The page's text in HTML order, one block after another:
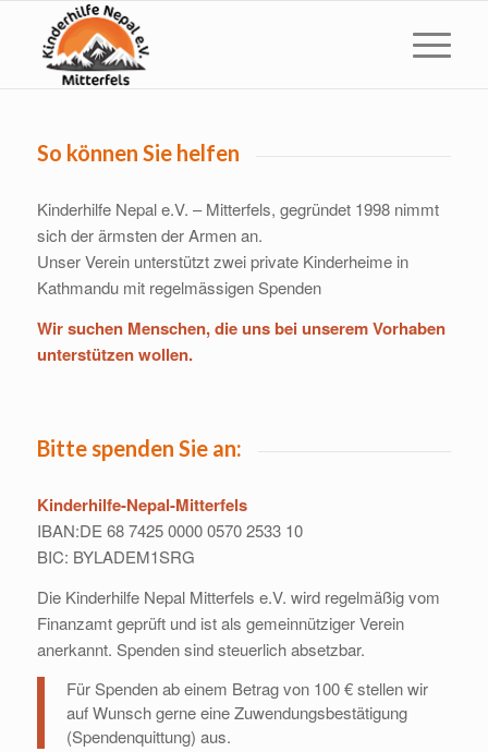
Kinderhilfe Nepal e.V.
So können Sie helfen
Kinderhilfe Nepal e.V. – Mitterfels, gegründet 1998 nimmt
sich der ärmsten der Armen an.
Unser Verein unterstützt zwei private Kinderheime in
Kathmandu mit regelmässigen Spenden
Wir suchen Menschen, die uns bei unserem Vorhaben
unterstützen wollen.
Bitte spenden Sie an:
Kinderhilfe-Nepal-Mitterfels
IBAN:DE 68 7425 0000 0570 2533 10
BIC: BYLADEM1SRG
Die Kinderhilfe Nepal Mitterfels e.V. wird regelmäßig vom
Finanzamt geprüft und ist als gemeinnütziger Verein
anerkannt. Spenden sind steuerlich absetzbar.
Für Spenden ab einem Betrag von 100 € stellen wir
auf Wunsch gerne eine Zuwendungsbestätigung
(Spendenquittung) aus.